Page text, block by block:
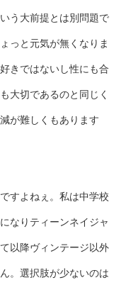
う大前提とは別問題で
っと元気が無くなりま
きではないし性にも合
大切であるのと同じく
が難しくもあります
すよねぇ。私は中学校
なりティーンネイジャ
以降ヴィンテージ以外
。選択肢が少ないのは